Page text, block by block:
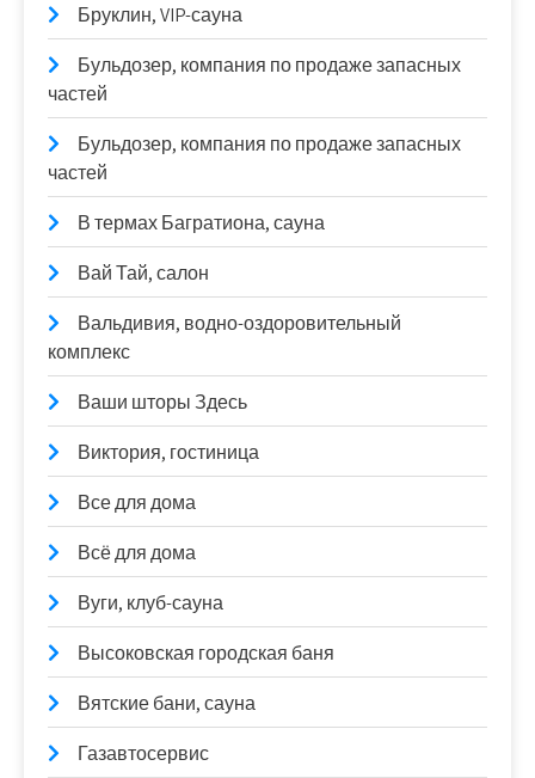
Бруклин, VIP-сауна
Бульдозер, компания по продаже запасных
частей
Бульдозер, компания по продаже запасных
частей
В термах Багратиона, сауна
Вай Тай, салон
Вальдивия, водно-оздоровительный
комплекс
Ваши шторы Здесь
Виктория, гостиница
Все для дома
Всё для дома
Вуги, клуб-сауна
Высоковская городская баня
Вятские бани, сауна
Газавтосервис